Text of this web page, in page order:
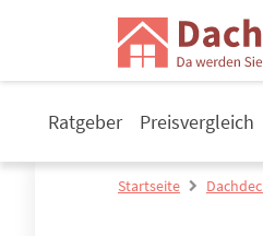
Ratgeber Preisvergleich
Startseite